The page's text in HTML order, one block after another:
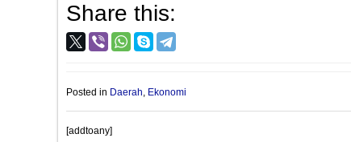
Share this:
Posted in Daerah, Ekonomi
[addtoany]